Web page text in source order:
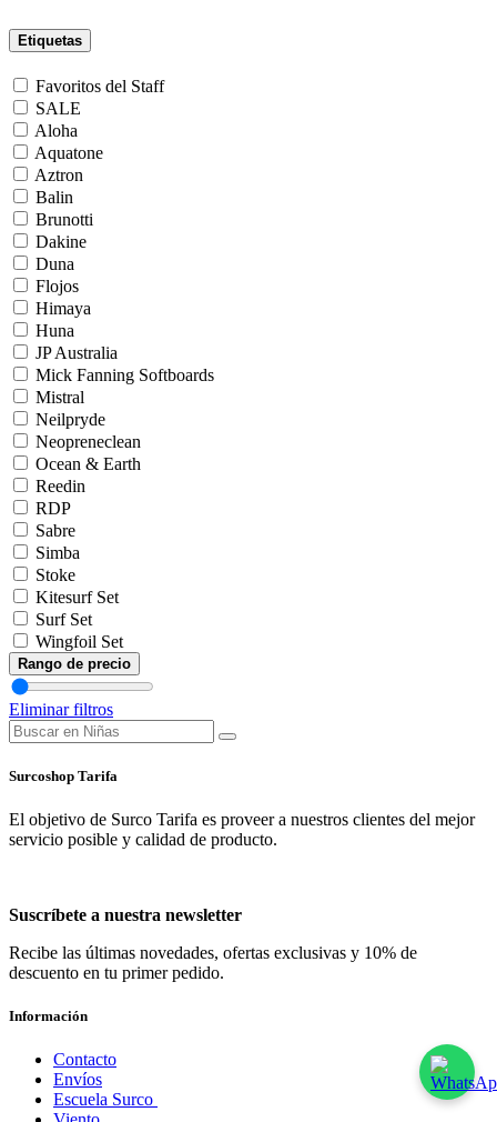
Etiquetas
Favoritos del Staff
SALE
Aloha
Aquatone
Aztron
Balin
Brunotti
Dakine
Duna
Flojos
Himaya
Huna
JP Australia
Mick Fanning Softboards
Mistral
Neilpryde
Neopreneclean
Ocean & Earth
Reedin
RDP
Sabre
Simba
Stoke
Kitesurf Set
Surf Set
Wingfoil Set
Rango de precio
Eliminar filtros
Surcoshop Tarifa
El objetivo de Surco Tarifa es proveer a nuestros clientes del mejor
servicio posible y calidad de producto.
Suscríbete a nuestra newsletter
Recibe las últimas novedades, ofertas exclusivas y 10% de
descuento en tu primer pedido.
Información
Contacto
Envíos
Escuela Surco